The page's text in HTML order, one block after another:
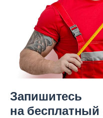
Запишитесь
на бесплатный